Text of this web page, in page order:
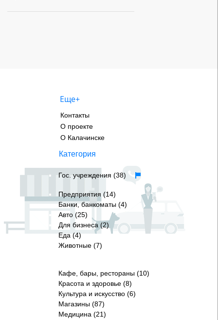
Еще+
Контакты
О проекте
О Калачинске
Категория
Гос. учреждения (38)
Предприятия (14)
Банки, банкоматы (4)
Авто (25)
Для бизнеса (2)
Еда (4)
Животные (7)
Кафе, бары, рестораны (10)
Красота и здоровье (8)
Культура и искусство (6)
Магазины (87)
Медицина (21)